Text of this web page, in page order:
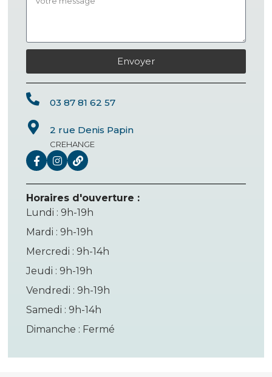
Envoyer
03 87 81 62 57
2 rue Denis Papin
CREHANGE
Horaires d'ouverture :
Lundi : 9h-19h
Mardi : 9h-19h
Mercredi : 9h-14h
Jeudi : 9h-19h
Vendredi : 9h-19h
Samedi : 9h-14h
Dimanche : Fermé